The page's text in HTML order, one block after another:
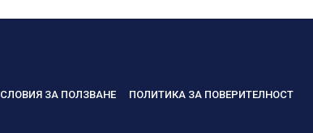
ЗА ПОЛЗВАНЕ ПОЛИТИКА ЗА ПОВЕРИТЕЛНОСТ